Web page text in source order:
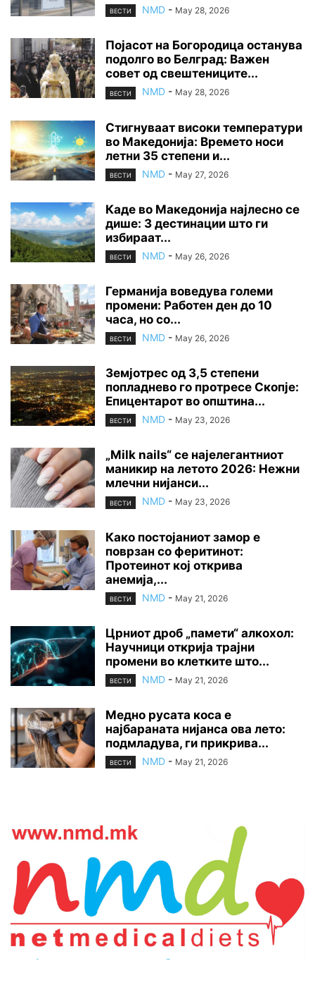
ВЕСТИ NMD - May 28, 2026
Појасот на Богородица останува
подолго во Белград: Важен
совет од свештениците...
ВЕСТИ NMD - May 28, 2026
Стигнуваат високи температури
во Македонија: Времето носи
летни 35 степени и...
ВЕСТИ NMD - May 27, 2026
Каде во Македонија најлесно се
дише: 3 дестинации што ги
избираат...
ВЕСТИ NMD - May 26, 2026
Германија воведува големи
промени: Работен ден до 10
часа, но со...
ВЕСТИ NMD - May 26, 2026
Земјотрес од 3,5 степени
попладнево го протресе Скопје:
Епицентарот во општина...
ВЕСТИ NMD - May 23, 2026
„Milk nails“ се најелегантниот
маникир на летото 2026: Нежни
млечни нијанси...
ВЕСТИ NMD - May 23, 2026
Како постојаниот замор е
поврзан со феритинот:
Протеинот кој открива
анемија,...
ВЕСТИ NMD - May 21, 2026
Црниот дроб „памети“ алкохол:
Научници открија трајни
промени во клетките што...
ВЕСТИ NMD - May 21, 2026
Медно русата коса е
најбараната нијанса ова лето:
подмладува, ги прикрива...
ВЕСТИ NMD - May 21, 2026